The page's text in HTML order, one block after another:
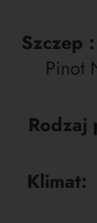
Szczep :
Pinot
Rodzaj
Klimat: